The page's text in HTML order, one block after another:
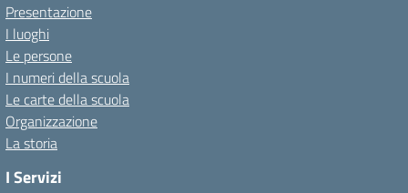
Presentazione
I luoghi
Le persone
I numeri della scuola
Le carte della scuola
Organizzazione
La storia
I Servizi